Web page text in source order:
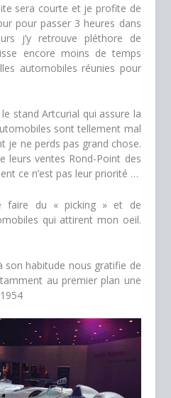
sera courte et je profite de
pour passer 3 heures dans
j’y retrouve pléthore de
encore moins de temps
automobiles réunies pour
stand Artcurial qui assure la
sont tellement mal
je ne perds pas grand chose.
leurs ventes Rond-Point des
ce n’est pas leur priorité …
faire du « picking » et de
qui attirent mon oeil.
son habitude nous gratifie de
au premier plan une